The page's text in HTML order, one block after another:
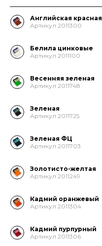
Английская красная
Артикул 2011300
Белила цинковые
Артикул 2011100
Весенняя зеленая
Артикул 2011748
Зеленая
Артикул 2011725
Зеленая ФЦ
Артикул 2011703
Золотисто-желтая
Артикул 2011249
Кадмий оранжевый
Артикул 2011304
Кадмий пурпурный
Артикул 2011306